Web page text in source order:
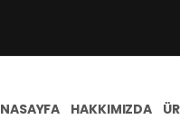
HAKKIMIZDA